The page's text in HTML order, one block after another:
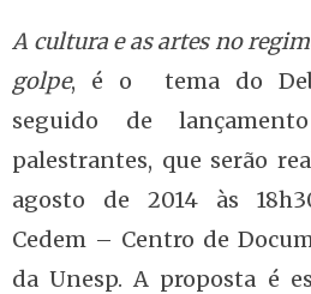
A cultura e as artes no
golpe,
é o tema do
seguido de
palestrantes, que serão
agosto de 2014 às
Cedem – Centro de
da Unesp. A proposta é